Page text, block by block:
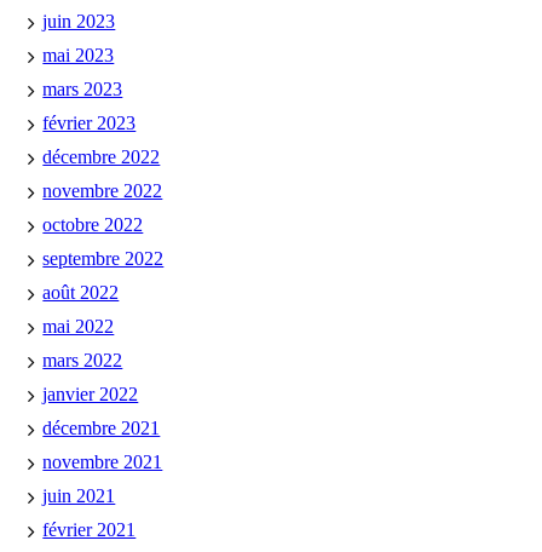
juin 2023
mai 2023
mars 2023
février 2023
décembre 2022
novembre 2022
octobre 2022
septembre 2022
août 2022
mai 2022
mars 2022
janvier 2022
décembre 2021
novembre 2021
juin 2021
février 2021